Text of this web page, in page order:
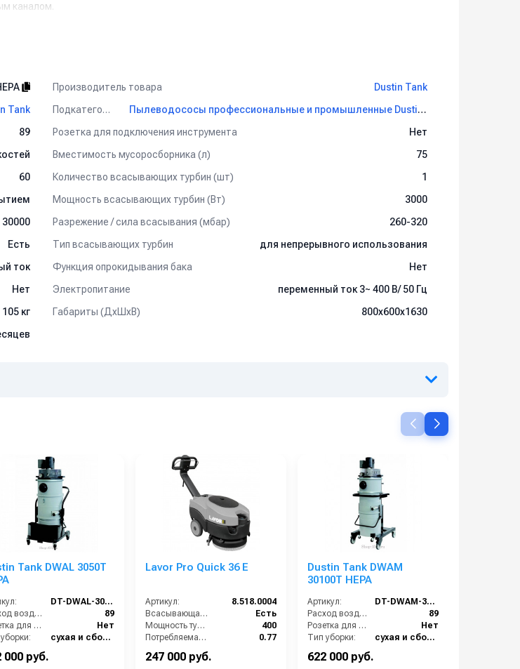
каналом.
пригодный для общих сложных задач уборки на любых предприятиях
или автомойке, при уборке на строительных площадках, а также на
. Аксессуары
, в зависимости от характера
Производитель товара
Dustin Tank
Tank Подкатегория
Пылеводососы профессиональные и промышленные Dustin Tank
89 Розетка для подключения инструмента
Нет
Вместимость мусоросборника (л)
75
60 Количество всасывающих турбин (шт)
1
Мощность всасывающих турбин (Вт)
3000
30000 Разрежение / сила всасывания (мбар)
260-320
Есть Тип всасывающих турбин
для непрерывного использования
ток Функция опрокидывания бака
Нет
Нет Электропитание
переменный ток 3~ 400 В/ 50 Гц
105 кг Габариты (ДхШхВ)
800х600х1630
Tank DWAL 3050T
DT-DWAL-3050T-HEPA
Расход воздуха (л/сек):
89
Розетка для подключения инструмента:
Нет
сухая и сбор жидкостей
Вместимость мусоросборника (л):
Диаметр всасывающего отверстия (мм):
000 руб.
Lavor Pro Quick 36 E
Артикул:
8.518.0004
Всасывающая балка (шт):
Есть
Мощность турбины (Вт):
400
Потребляемая мощность (кВт):
0.77
Рабочая ширина щеток (мм):
Тип машины:
247 000 руб.
Dustin Tank DWAM
30100T HEPA
Артикул:
DT-DWAM-30100T-HEPA
Расход воздуха (л/сек):
89
Розетка для подключения инструмента:
Нет
Тип уборки:
сухая и сбор жидкостей
Вместимость мусоросборника (л):
Диаметр всасывающего отверстия (мм):
622 000 руб.